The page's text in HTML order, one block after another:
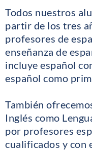
Todos nuestros
partir de los tres
profesores de
enseñanza de
incluye español
español como
También
Inglés como
por profesores
cualificados y con